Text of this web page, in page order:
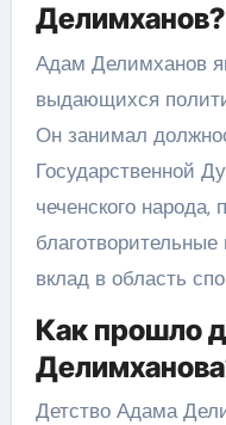
Делимханов?
Адам Делимханов
выдающихся
Он занимал
Государственной
чеченского
вклад в область
Как прошло
Детство Адама